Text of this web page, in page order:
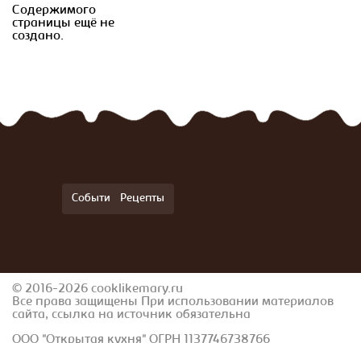
Содержимого
страницы ещё не
создано.
События Рецепты
© 2016-2026 cooklikemary.ru
Все права защищены При использовании материалов
сайта, ссылка на источник обязательна
ООО "Открытая кухня" ОГРН 1137746738766